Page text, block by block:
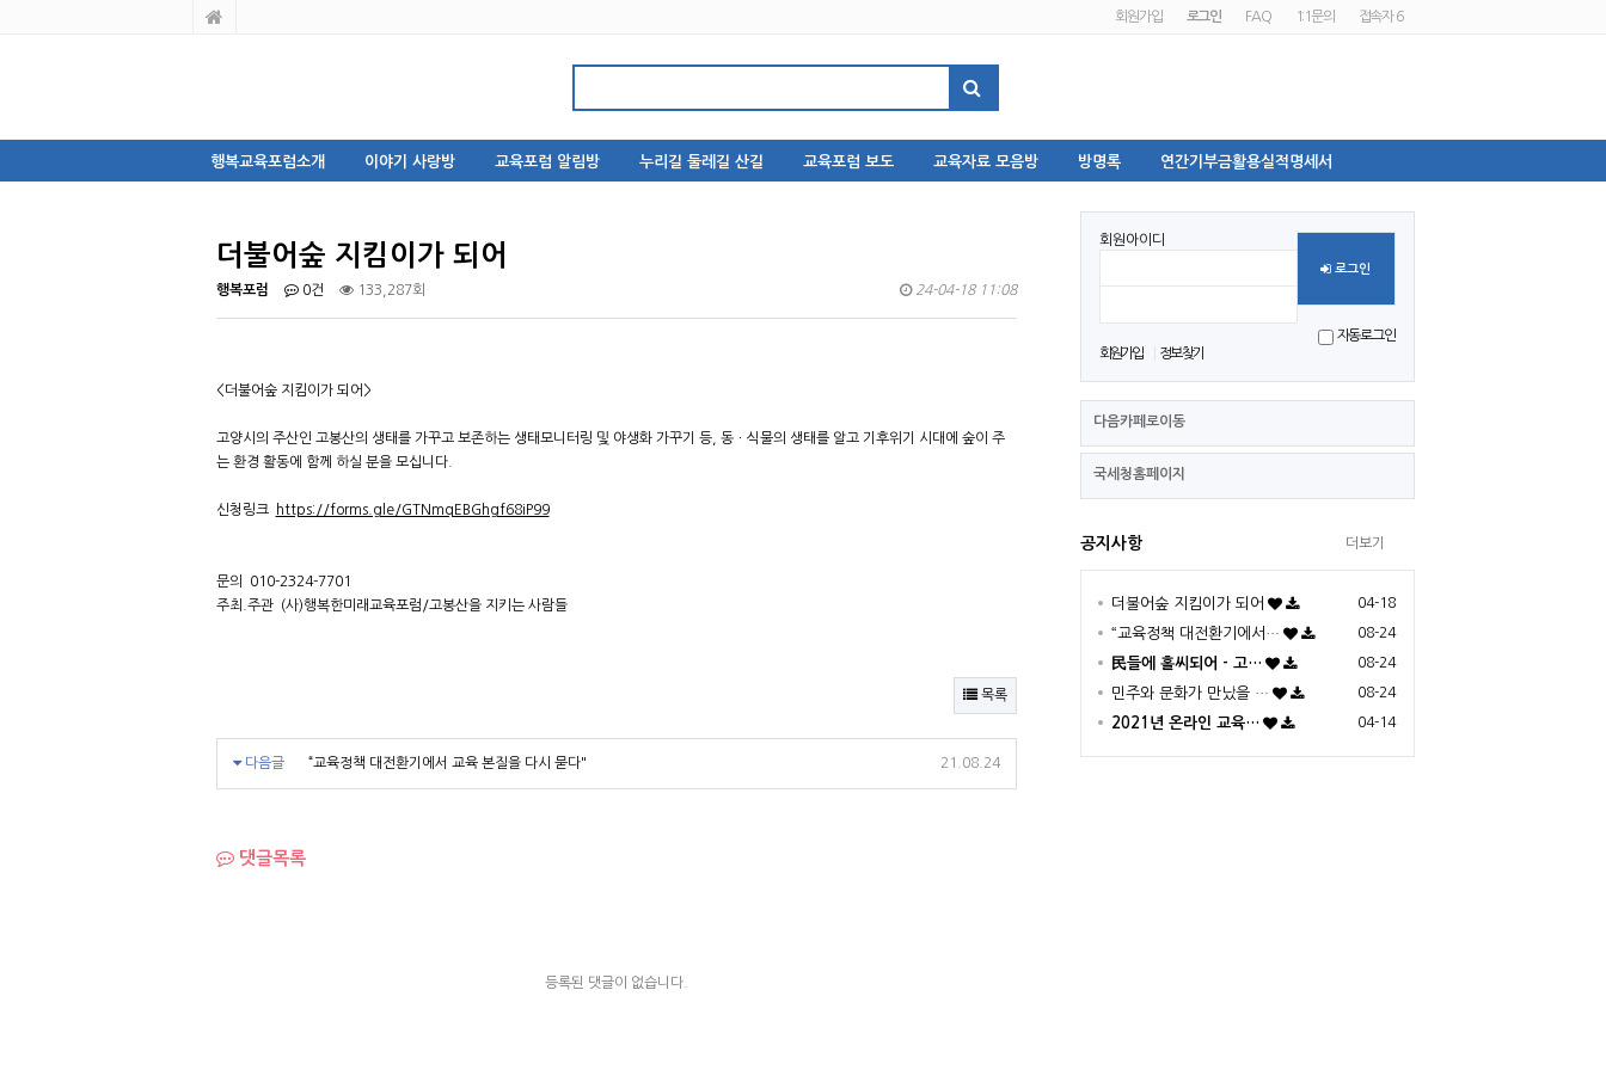
회원가입 로그인 FAQ 1:1문의 접속자 6
행복교육포럼소개 이야기 사랑방 교육포럼 알림방 누리길 둘레길 산길 교육포럼 보도 교육자료 모음방 방명록 연간기부금활용실적명세서
회원아이디
로그인
회원가입 정보찾기
자동로그인
다음카페로이동
국세청홈페이지
공지사항
더불어숲 지킴이가 되어 04-18
“교육정책 대전환기에서… 08-24
民들에 홀씨되어 - 고… 08-24
민주와 문화가 만났을 … 08-24
2021년 온라인 교육… 04-14
더보기
더불어숲 지킴이가 되어
행복포럼 0건 133,287회 24-04-18 11:08
<더불어숲 지킴이가 되어>
고양시의 주산인 고봉산의 생태를 가꾸고 보존하는 생태모니터링 및 야생화 가꾸기 등, 동ㆍ식물의 생태를 알고 기후위기 시대에 숲이 주
는 환경 활동에 함께 하실 분을 모십니다.
신청링크 https://forms.gle/GTNmqEBGhgf68iP99
문의 010-2324-7701
주최.주관 (사)행복한미래교육포럼/고봉산을 지키는 사람들
목록
다음글 “교육정책 대전환기에서 교육 본질을 다시 묻다" 21.08.24
댓글목록
등록된 댓글이 없습니다.